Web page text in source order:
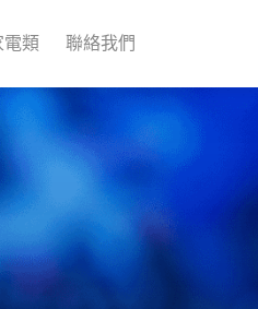
電類 聯絡我們